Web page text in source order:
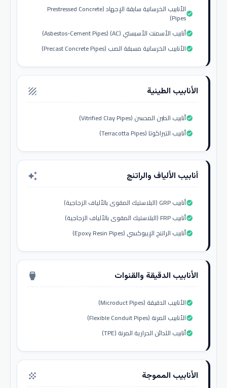
الأنابيب الخرسانية سابقة الإجهاد (Prestressed Concrete
Pipes)check_circle
أنابيب الأسمنت الأسبستي (AC) (Asbestos-Cement Pipes)check_circle
الأنابيب الخرسانية مسبقة الصب (Precast Concrete Pipes)check_circle
الأنابيب الطينية texture
أنابيب الطين المحسن (Vitrified Clay Pipes)check_circle
أنابيب التيراكوتا (Terracotta Pipes)check_circle
أنابيب الألياف والراتنج auto_awesome
أنابيب GRP (البلاستيك المقوى بالألياف الزجاجية)check_circle
أنابيب FRP (البلاستيك المقوى بالألياف الزجاجية)check_circle
أنابيب الراتنج الإيبوكسي (Epoxy Resin Pipes)check_circle
الأنابيب الدقيقة والقنوات settings_input_hdmi
الأنابيب الدقيقة (Microduct Pipes)check_circle
الأنابيب المرنة (Flexible Conduit Pipes)check_circle
أنابيب اللدائن الحرارية المرنة (TPE)check_circle
الأنابيب المموجة grain